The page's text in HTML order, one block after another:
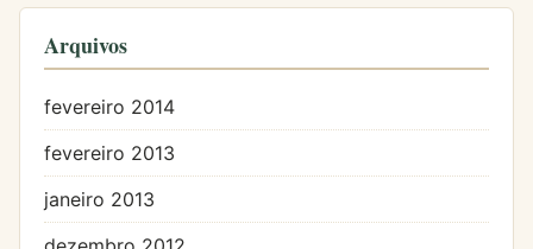
Arquivos
fevereiro 2014
fevereiro 2013
janeiro 2013